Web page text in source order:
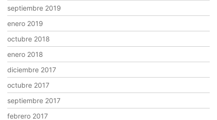
septiembre 2019
enero 2019
octubre 2018
enero 2018
diciembre 2017
octubre 2017
septiembre 2017
febrero 2017